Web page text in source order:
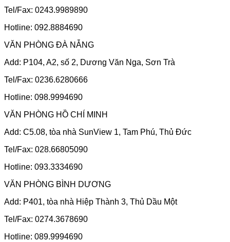
Tel/Fax: 0243.9989890
Hotline: 092.8884690
VĂN PHÒNG ĐÀ NẴNG
Add: P104, A2, số 2, Dương Văn Nga, Sơn Trà
Tel/Fax: 0236.6280666
Hotline: 098.9994690
VĂN PHÒNG HỒ CHÍ MINH
Add: C5.08, tòa nhà SunView 1, Tam Phú, Thủ Đức
Tel/Fax: 028.66805090
Hotline: 093.3334690
VĂN PHÒNG BÌNH DƯƠNG
Add: P401, tòa nhà Hiệp Thành 3, Thủ Dầu Một
Tel/Fax: 0274.3678690
Hotline: 089.9994690